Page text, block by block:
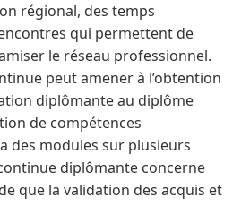
régional, des temps
qui permettent de
le réseau professionnel.
peut amener à l’obtention
diplômante au diplôme
de compétences
des modules sur plusieurs
diplômante concerne
que la validation des acquis et